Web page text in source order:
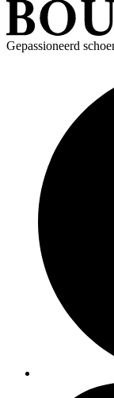
Gepassioneerd